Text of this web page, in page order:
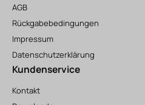
AGB
Rückgabebedingungen
Impressum
Datenschutzerklärung
Kundenservice
Kontakt